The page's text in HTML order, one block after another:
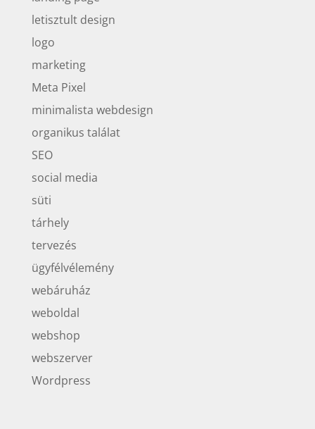
letisztult design
logo
marketing
Meta Pixel
minimalista webdesign
organikus találat
SEO
social media
süti
tárhely
tervezés
ügyfélvélemény
webáruház
weboldal
webshop
webszerver
Wordpress